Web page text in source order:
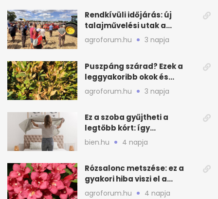
Rendkívüli időjárás: új
talajművelési utak a
gazdáknak
agroforum.hu 3 napja
Puszpáng szárad? Ezek a
leggyakoribb okok és
teendők
agroforum.hu 3 napja
Ez a szoba gyűjtheti a
legtöbb kórt: így
mélytisztítsd otthon
bien.hu 4 napja
Rózsalonc metszése: ez a
gyakori hiba viszi el a
virágzást
agroforum.hu 4 napja